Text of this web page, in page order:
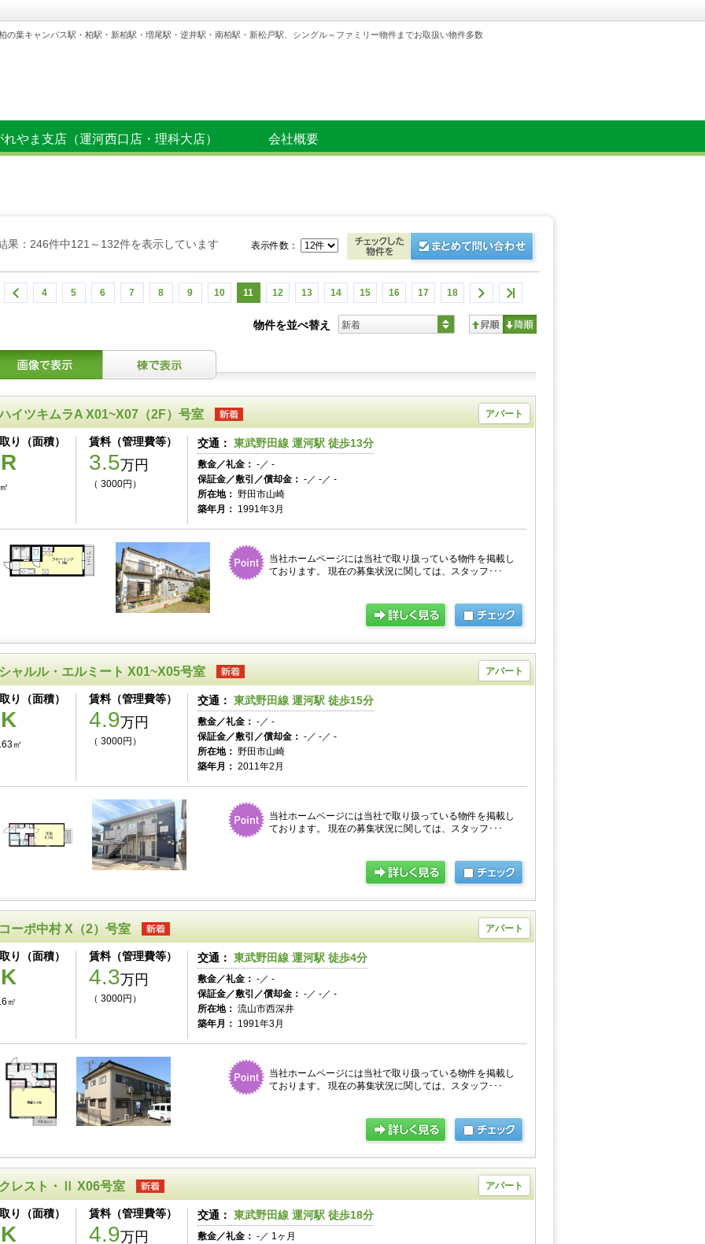
の葉キャンパス駅・柏駅・新柏駅・増尾駅・逆井駅・南柏駅・新松戸駅、シングル～ファミリー物件までお取扱い物件多数
れやま支店（運河西口店・理科大店） 会社概要
果：246件中121～132件を表示しています
4 5 6 7 8 9 10 11 12 13 14 15 16 17 18
表示件数：
物件を並べ替え 新着
イツキムラA X01~X07（2F）号室 アパート
り（面積） 賃料（管理費等）
3.5万円
（ 3000円）
交通： 東武野田線 運河駅 徒歩13分
敷金／礼金： -／ -
保証金／敷引／償却金： -／ -／ -
所在地： 野田市山崎
築年月： 1991年3月
当社ホームページには当社で取り扱っている物件を掲載し
ております。 現在の募集状況に関しては、スタッフ･･･
ャルル・エルミート X01~X05号室 アパート
り（面積）
㎡
賃料（管理費等）
4.9万円
（ 3000円）
交通： 東武野田線 運河駅 徒歩15分
敷金／礼金： -／ -
保証金／敷引／償却金： -／ -／ -
所在地： 野田市山崎
築年月： 2011年2月
当社ホームページには当社で取り扱っている物件を掲載し
ております。 現在の募集状況に関しては、スタッフ･･･
ーポ中村 X（2）号室 アパート
り（面積）
㎡
賃料（管理費等）
4.3万円
（ 3000円）
交通： 東武野田線 運河駅 徒歩4分
敷金／礼金： -／ -
保証金／敷引／償却金： -／ -／ -
所在地： 流山市西深井
築年月： 1991年3月
当社ホームページには当社で取り扱っている物件を掲載し
ております。 現在の募集状況に関しては、スタッフ･･･
レスト・Ⅱ X06号室 アパート
り（面積） 賃料（管理費等）
4.9万円
交通： 東武野田線 運河駅 徒歩18分
敷金／礼金： -／ 1ヶ月